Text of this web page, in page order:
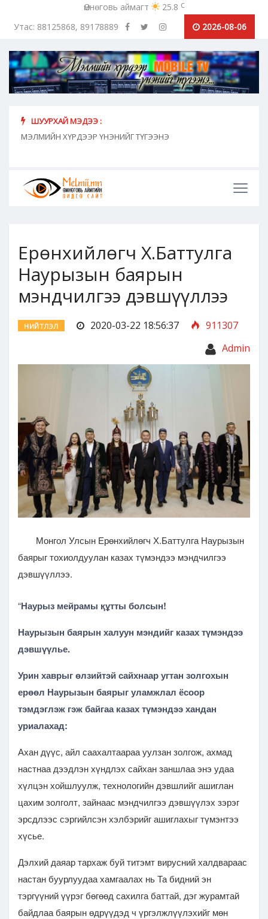
Өмнөговь аймагт 25.8 c
Утас: 88125868, 89178889
2026-08-06
ШУУРХАЙ МЭДЭЭ :
МЭЛМИЙН ХҮРДЭЭР ҮНЭНИЙГ ТҮГЭЭНЭ
Ерөнхийлөгч Х.Баттулга
Наурызын баярын
мэндчилгээ дэвшүүллээ
НИЙТЛЭЛ 2020-03-22 18:56:37
911307
Admin
Монгол Улсын Ерөнхийлөгч Х.Баттулга Наурызын
баярыг тохиолдуулан казах түмэндээ мэндчилгээ
дэвшүүллээ.
“Наурыз мейрамы құтты болсын!
Наурызын баярын халуун мэндийг казах түмэндээ
дэвшүүлье.
Урин хаврыг өлзийтэй сайхнаар угтан золгохын
ерөөл Наурызын баярыг уламжлал ёсоор
тэмдэглэж гэж байгаа казах түмэндээ хандан
уриалахад:
Ахан дүүс, айл саахалтаараа уулзан золгож, ахмад
настнаа дээдлэн хүндлэх сайхан заншлаа энэ удаа
хүлцэн хойшлуулж, технологийн дэвшлийг ашиглан
цахим золголт, зайнаас мэндчилгээ дэвшүүлэх зэрэг
эрсдлээс сэргийлсэн хэлбэрийг ашиглахыг түмэнтээ
хүсье.
Дэлхий даяар тархаж буй титэмт вирусний халдвараас
настан буурлуудаа хамгаалах нь Та бидний эн
тэргүүний үүрэг бөгөөд сахилга баттай, дэг журамтай
байдлаа баярын өдрүүдэд ч үргэлжлүүлэхийг мөн